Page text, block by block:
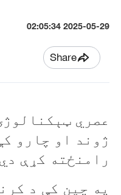
2025-05-29 02:05:34
Share
عصري
ژوند او چارو
رامنځته کړې
په چين کې د